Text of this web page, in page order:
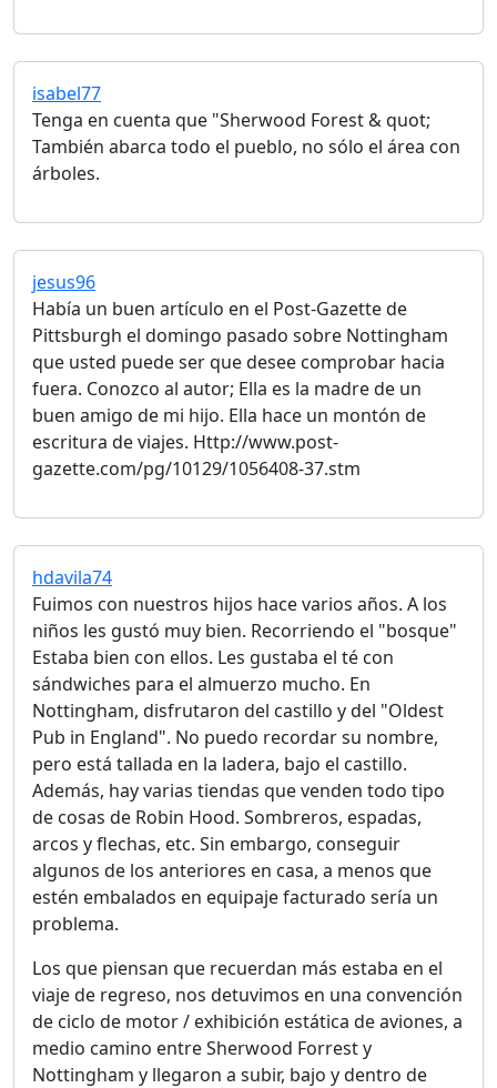
isabel77
Tenga en cuenta que "Sherwood Forest & quot;
También abarca todo el pueblo, no sólo el área con
árboles.
jesus96
Había un buen artículo en el Post-Gazette de
Pittsburgh el domingo pasado sobre Nottingham
que usted puede ser que desee comprobar hacia
fuera. Conozco al autor; Ella es la madre de un
buen amigo de mi hijo. Ella hace un montón de
escritura de viajes. Http://www.post-
gazette.com/pg/10129/1056408-37.stm
hdavila74
Fuimos con nuestros hijos hace varios años. A los
niños les gustó muy bien. Recorriendo el "bosque"
Estaba bien con ellos. Les gustaba el té con
sándwiches para el almuerzo mucho. En
Nottingham, disfrutaron del castillo y del "Oldest
Pub in England". No puedo recordar su nombre,
pero está tallada en la ladera, bajo el castillo.
Además, hay varias tiendas que venden todo tipo
de cosas de Robin Hood. Sombreros, espadas,
arcos y flechas, etc. Sin embargo, conseguir
algunos de los anteriores en casa, a menos que
estén embalados en equipaje facturado sería un
problema.
Los que piensan que recuerdan más estaba en el
viaje de regreso, nos detuvimos en una convención
de ciclo de motor / exhibición estática de aviones, a
medio camino entre Sherwood Forrest y
Nottingham y llegaron a subir, bajo y dentro de